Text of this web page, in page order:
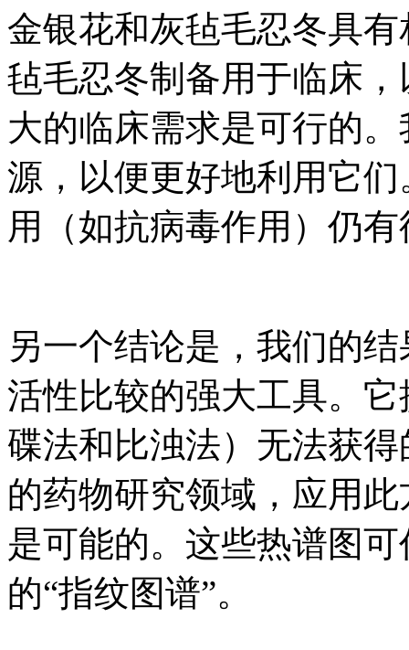
金银花和灰毡毛忍冬具
毡毛忍冬制备用于临床
大的临床需求是可行的
源，以便更好地利用它
用（如抗病毒作用）仍
另一个结论是，我们的
活性比较的强大工具。
碟法和比浊法）无法获
的药物研究领域，应用
是可能的。这些热谱图
的“指纹图谱”。